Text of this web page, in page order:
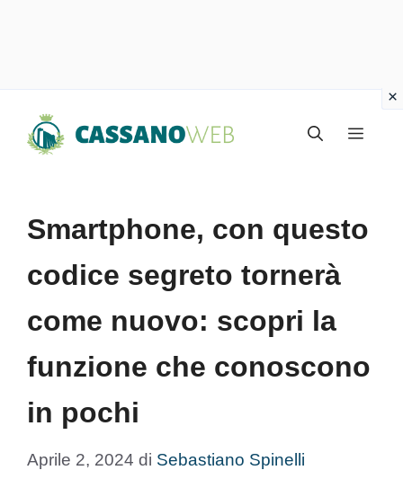
Menu
Smartphone, con questo
codice segreto tornerà
come nuovo: scopri la
funzione che conoscono
in pochi
Aprile 2, 2024 di Sebastiano Spinelli